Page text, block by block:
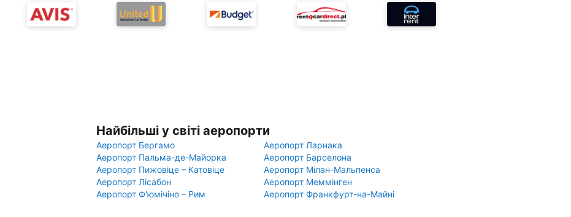
Найбільші у світі аеропорти
Аеропорт Бергамо
Аеропорт Ларнака
Аеропорт Пальма-де-Майорка
Аеропорт Барселона
Аеропорт Пижовіце – Катовіце
Аеропорт Мілан-Мальпенса
Аеропорт Лісабон
Аеропорт Меммінген
Аеропорт Ф'юмічіно – Рим
Аеропорт Франкфурт-на-Майні